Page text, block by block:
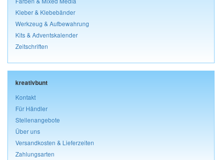
Kleber & Klebebänder
Werkzeug & Aufbewahrung
Kits & Adventskalender
Zeitschriften
kreativbunt
Kontakt
Für Händler
Stellenangebote
Über uns
Versandkosten & Lieferzeiten
Zahlungsarten